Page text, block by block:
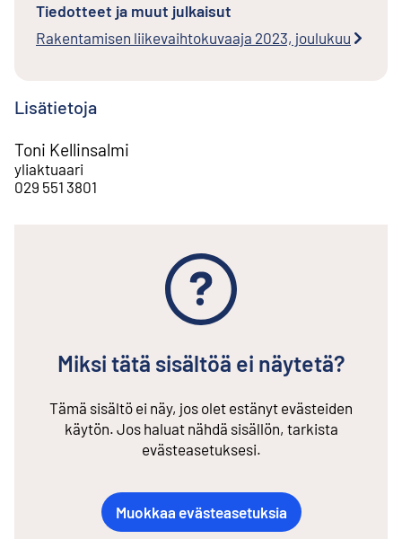
Tiedotteet ja muut julkaisut
Rakentamisen liikevaihtokuvaaja 2023, joulukuu
Lisätietoja
Toni Kellinsalmi
yliaktuaari
029 551 3801
Miksi tätä sisältöä ei näytetä?
Tämä sisältö ei näy, jos olet estänyt evästeiden
käytön. Jos haluat nähdä sisällön, tarkista
evästeasetuksesi.
Muokkaa evästeasetuksia